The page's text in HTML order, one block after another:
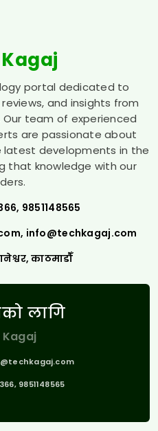
portal dedicated to
and insights from
team of experienced
are passionate about
developments in the
that knowledge with our
9851148565
, info@techkagaj.com
काठमाडौँ
लागि
Kagaj
9851148565